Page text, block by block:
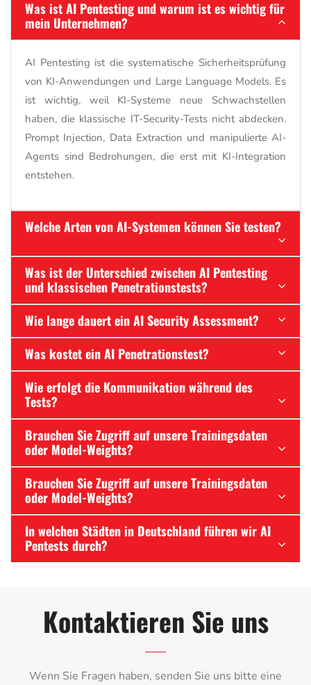
Was ist AI Pentesting und warum ist es wichtig für
mein Unternehmen?
AI Pentesting ist die systematische Sicherheitsprüfung
von KI-Anwendungen und Large Language Models. Es
ist wichtig, weil KI-Systeme neue Schwachstellen
haben, die klassische IT-Security-Tests nicht abdecken.
Prompt Injection, Data Extraction und manipulierte AI-
Agents sind Bedrohungen, die erst mit KI-Integration
entstehen.
Welche Arten von AI-Systemen können Sie testen?
Was ist der Unterschied zwischen AI Pentesting
und klassischen Penetrationstests?
Wie lange dauert ein AI Security Assessment?
Was kostet ein AI Penetrationstest?
Wie erfolgt die Kommunikation während des
Tests?
Brauchen Sie Zugriff auf unsere Trainingsdaten
oder Model-Weights?
Brauchen Sie Zugriff auf unsere Trainingsdaten
oder Model-Weights?
In welchen Städten in Deutschland führen wir AI
Pentests durch?
Kontaktieren Sie uns
Wenn Sie Fragen haben, senden Sie uns bitte eine